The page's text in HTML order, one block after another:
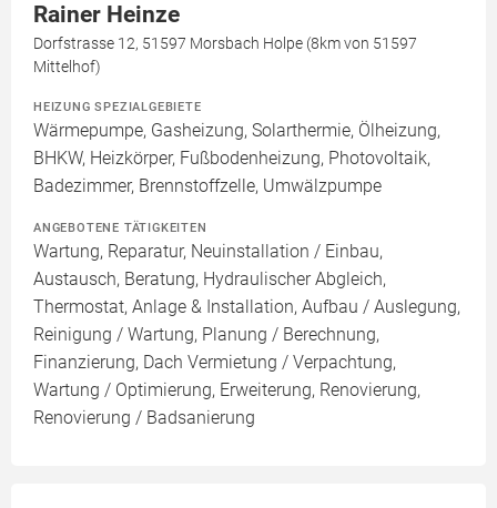
Rainer Heinze
Dorfstrasse 12, 51597 Morsbach Holpe (8km von 51597
Mittelhof)
HEIZUNG SPEZIALGEBIETE
Wärmepumpe, Gasheizung, Solarthermie, Ölheizung,
BHKW, Heizkörper, Fußbodenheizung, Photovoltaik,
Badezimmer, Brennstoffzelle, Umwälzpumpe
ANGEBOTENE TÄTIGKEITEN
Wartung, Reparatur, Neuinstallation / Einbau,
Austausch, Beratung, Hydraulischer Abgleich,
Thermostat, Anlage & Installation, Aufbau / Auslegung,
Reinigung / Wartung, Planung / Berechnung,
Finanzierung, Dach Vermietung / Verpachtung,
Wartung / Optimierung, Erweiterung, Renovierung,
Renovierung / Badsanierung